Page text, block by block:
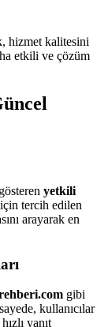
hizmet kalitesini
etkili ve çözüm
yetkili
tercih edilen
arayarak en
gibi
kullanıcılar
yanıt